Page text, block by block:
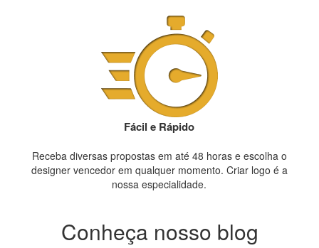
Fácil e Rápido
Receba diversas propostas em até 48 horas e escolha o
designer vencedor em qualquer momento. Criar logo é a
nossa especialidade.
Conheça nosso blog